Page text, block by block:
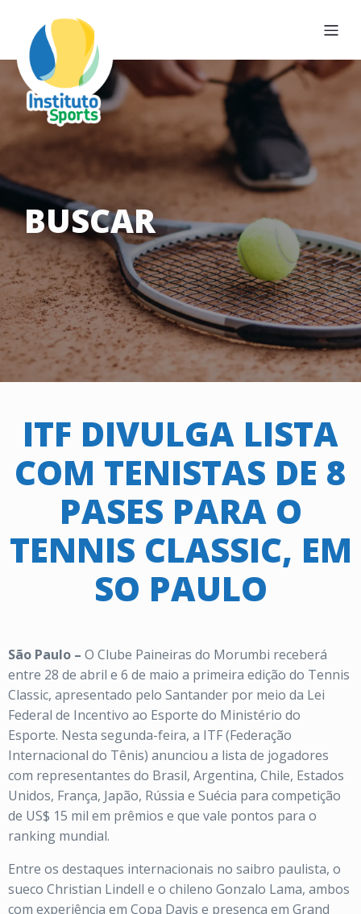
BUSCAR
ITF DIVULGA LISTA
COM TENISTAS DE 8
PASES PARA O
TENNIS CLASSIC, EM
SO PAULO
São Paulo – O Clube Paineiras do Morumbi receberá
entre 28 de abril e 6 de maio a primeira edição do Tennis
Classic, apresentado pelo Santander por meio da Lei
Federal de Incentivo ao Esporte do Ministério do
Esporte. Nesta segunda-feira, a ITF (Federação
Internacional do Tênis) anunciou a lista de jogadores
com representantes do Brasil, Argentina, Chile, Estados
Unidos, França, Japão, Rússia e Suécia para competição
de US$ 15 mil em prêmios e que vale pontos para o
ranking mundial.
Entre os destaques internacionais no saibro paulista, o
sueco Christian Lindell e o chileno Gonzalo Lama, ambos
com experiência em Copa Davis e presença em Grand